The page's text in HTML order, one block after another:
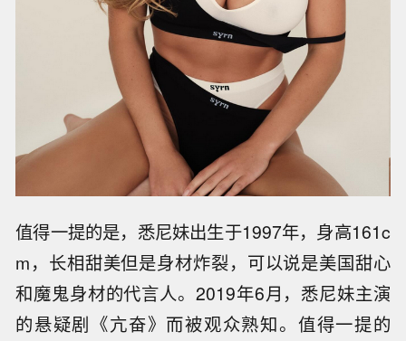
值得一提的是，悉尼妹出生于1997年，身高161c
m，长相甜美但是身材炸裂，可以说是美国甜心
和魔鬼身材的代言人。2019年6月，悉尼妹主演
的悬疑剧《亢奋》而被观众熟知。值得一提的